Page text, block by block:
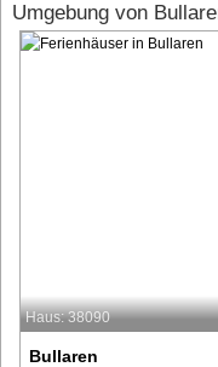
Umgebung von
Haus: 38090
Bullaren